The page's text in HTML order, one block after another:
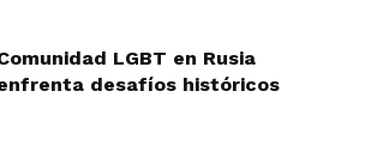
LGBT en Rusia
desafíos históricos